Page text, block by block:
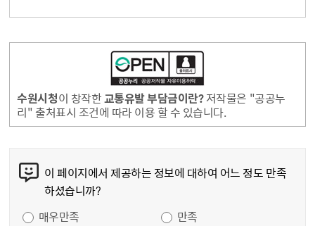
수원시청이 창작한교통유발 부담금이란?저작물은 "공공누
리" 출처표시 조건에 따라 이용 할 수 있습니다.
이 페이지에서 제공하는 정보에 대하여 어느 정도 만족
하셨습니까?
매우만족
만족